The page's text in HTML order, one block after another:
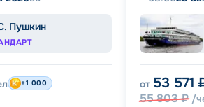
Пушкин
+1 000 от 53 571
55 803₽ /